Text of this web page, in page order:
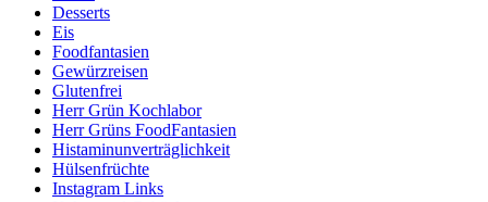
Desserts
Eis
Foodfantasien
Gewürzreisen
Glutenfrei
Herr Grün Kochlabor
Herr Grüns FoodFantasien
Histaminunverträglichkeit
Hülsenfrüchte
Instagram Links